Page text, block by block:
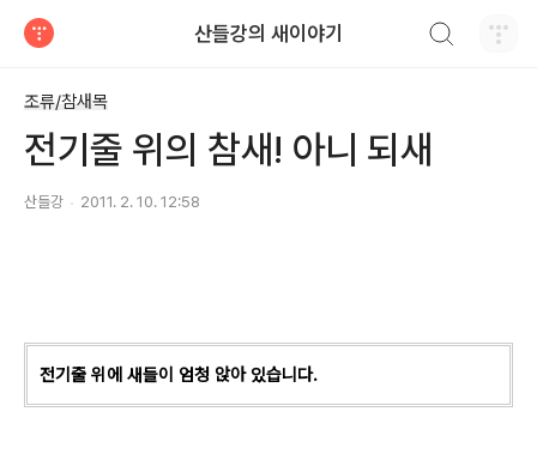
산들강의 새이야기
조류/참새목
전기줄 위의 참새! 아니 되새
산들강 2011. 2. 10. 12:58
전기줄 위에 새들이 엄청 앉아 있습니다.